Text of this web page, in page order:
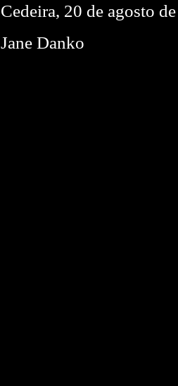
Cedeira, 20 de agosto
Jane Danko